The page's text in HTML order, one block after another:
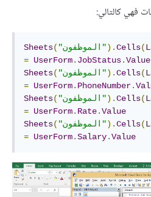
فهي كالتالي:
Sheets( "الموظفون").Cells(
= UserForm. JobStatus.Value
Sheets( "الموظفون").Cells(
= UserForm. PhoneNumber.
Sheets( "الموظفون").Cells(
= UserForm. Rate.Value
Sheets( "الموظفون").Cells(
= UserForm.Salary.Value